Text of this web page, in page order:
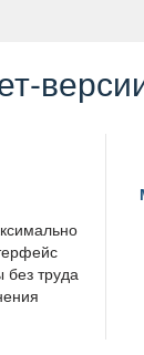
без труда